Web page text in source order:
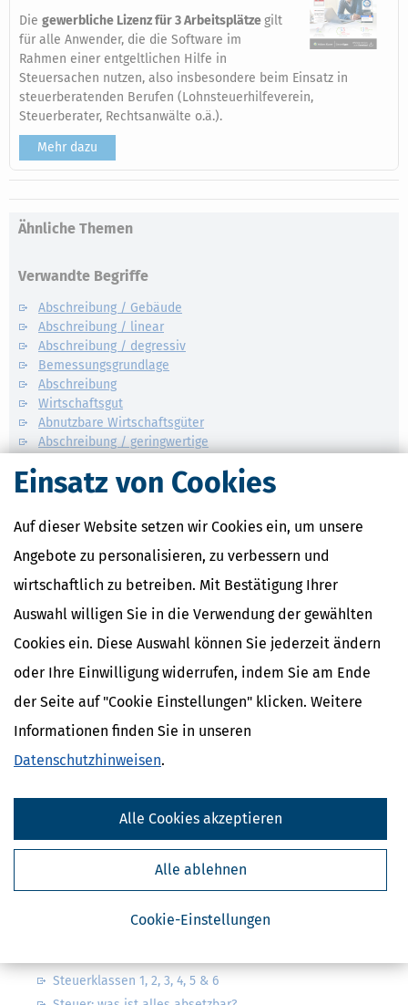
Einsatz von Cookies
Auf dieser Website setzen wir Cookies ein, um unsere
Angebote zu personalisieren, zu verbessern und
wirtschaftlich zu betreiben. Mit Bestätigung Ihrer
Auswahl willigen Sie in die Verwendung der gewählten
Cookies ein. Diese Auswahl können Sie jederzeit ändern
oder Ihre Einwilligung widerrufen, indem Sie am Ende
der Seite auf "Cookie Einstellungen" klicken. Weitere
Informationen finden Sie in unseren
Datenschutzhinweisen.
Cookie-Einstellungen
Alle ablehnen
Alle Cookies akzeptieren
Die gewerbliche Lizenz für 3 Arbeitsplätzegilt
für alle Anwender, die die Software im
Rahmen einer entgeltlichen Hilfe in
Steuersachen nutzen, also insbesondere beim Einsatz in
steuerberatenden Berufen (Lohnsteuerhilfeverein,
Steuerberater, Rechtsanwälte o.ä.).
Mehr dazu
Ähnliche Themen
Verwandte Begriffe
Abschreibung / Gebäude
Abschreibung / linear
Abschreibung / degressiv
Bemessungsgrundlage
Abschreibung
Wirtschaftsgut
Abnutzbare Wirtschaftsgüter
Abschreibung / geringwertige
Kostenlose Steuertipps & News
Steuertipps Selbstständige
Ja, ich möchte die kostenlosen Newsletter
habe ich gelesen.
Meine Einwilligung kann ich jederzeit durch
Abbestellung des Newsletters widerrufen.
Steuerklassen 1, 2, 3, 4, 5 & 6